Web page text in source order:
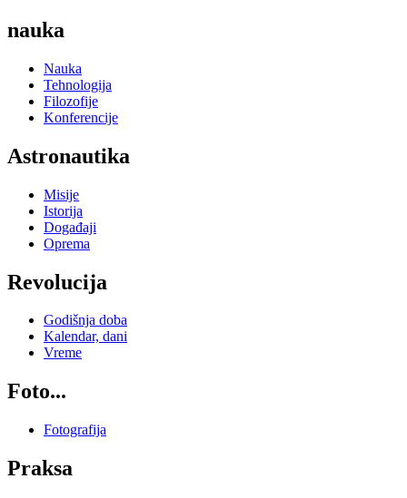
nauka
Nauka
Tehnologija
Filozofije
Konferencije
Astronautika
Misije
Istorija
Događaji
Oprema
Revolucija
Godišnja doba
Kalendar, dani
Vreme
Foto...
Fotografija
Praksa